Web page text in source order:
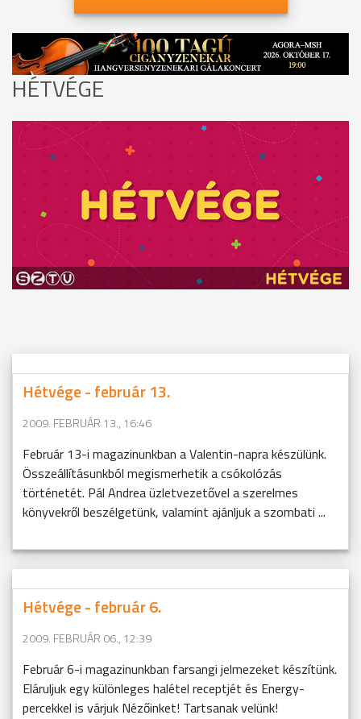
HÉTVÉGE
Hétvége - február 13.
2009. FEBRUÁR 13., 16:46
Február 13-i magazinunkban a Valentin-napra készülünk.
Összeállításunkból megismerhetik a csókolózás
történetét. Pál Andrea üzletvezetővel a szerelmes
könyvekről beszélgetünk, valamint ajánljuk a szombati ...
Hétvége - február 6.
2009. FEBRUÁR 06., 12:39
Február 6-i magazinunkban farsangi jelmezeket készítünk.
Eláruljuk egy különleges halétel receptjét és Energy-
percekkel is várjuk Nézőinket! Tartsanak velünk!